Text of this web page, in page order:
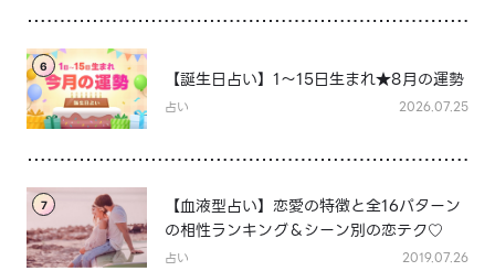
6
【誕生日占い】1～15日生まれ★8月の運勢
占い 2026.07.25
7
【血液型占い】恋愛の特徴と全16パターン
の相性ランキング＆シーン別の恋テク♡
占い 2019.07.26